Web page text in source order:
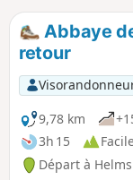
Abbaye
retour
9,78 km
3h 15
Départ à